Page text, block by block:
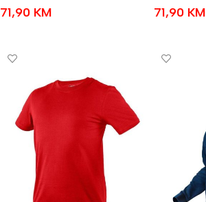
71,90 KM 71,90 KM